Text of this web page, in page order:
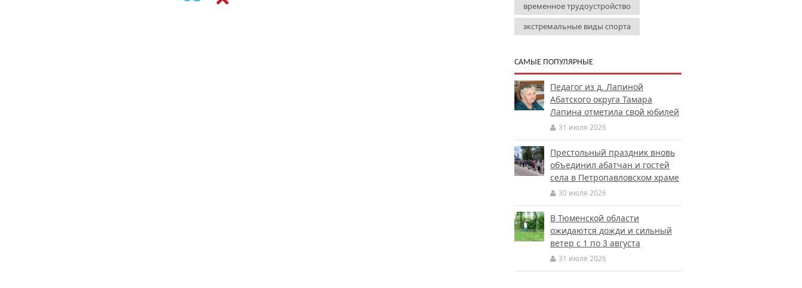
временное трудоустройство
экстремальные виды спорта
САМЫЕ ПОПУЛЯРНЫЕ
Педагог из д. Лапиной
Абатского округа Тамара
Лапина отметила свой юбилей
31 июля 2026
Престольный праздник вновь
объединил абатчан и гостей
села в Петропавловском храме
30 июля 2026
В Тюменской области
ожидаются дожди и сильный
ветер с 1 по 3 августа
31 июля 2026